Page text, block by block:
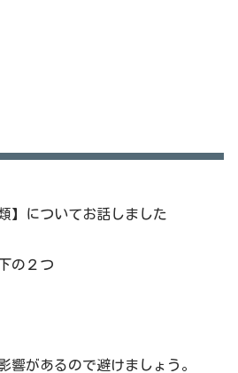
】についてお話しました
の２つ
響があるので避けましょう。